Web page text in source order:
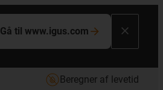
Gå til www.igus.com
Beregner af levetid